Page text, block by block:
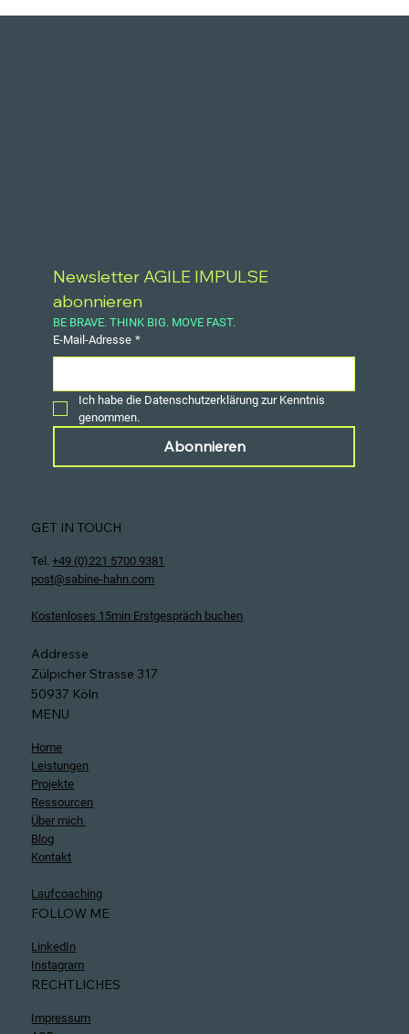
Newsletter AGILE IMPULSE
abonnieren
BE BRAVE. THINK BIG. MOVE FAST.
E-Mail-Adresse *
Ich habe die Datenschutzerklärung zur Kenntnis
genommen.
Abonnieren
GET IN TOUCH
Tel.+49 (0)221 5700 9381
post@sabine-hahn.com
Kostenloses 15min Erstgespräch buchen
Addresse
Zülpicher Strasse 317
50937 Köln
MENU
Home
Leistungen
Projekte
Ressourcen
Über mich
Blog
Kontakt
Laufcoaching
FOLLOW ME
LinkedIn
Instagram
RECHTLICHES
Impressum